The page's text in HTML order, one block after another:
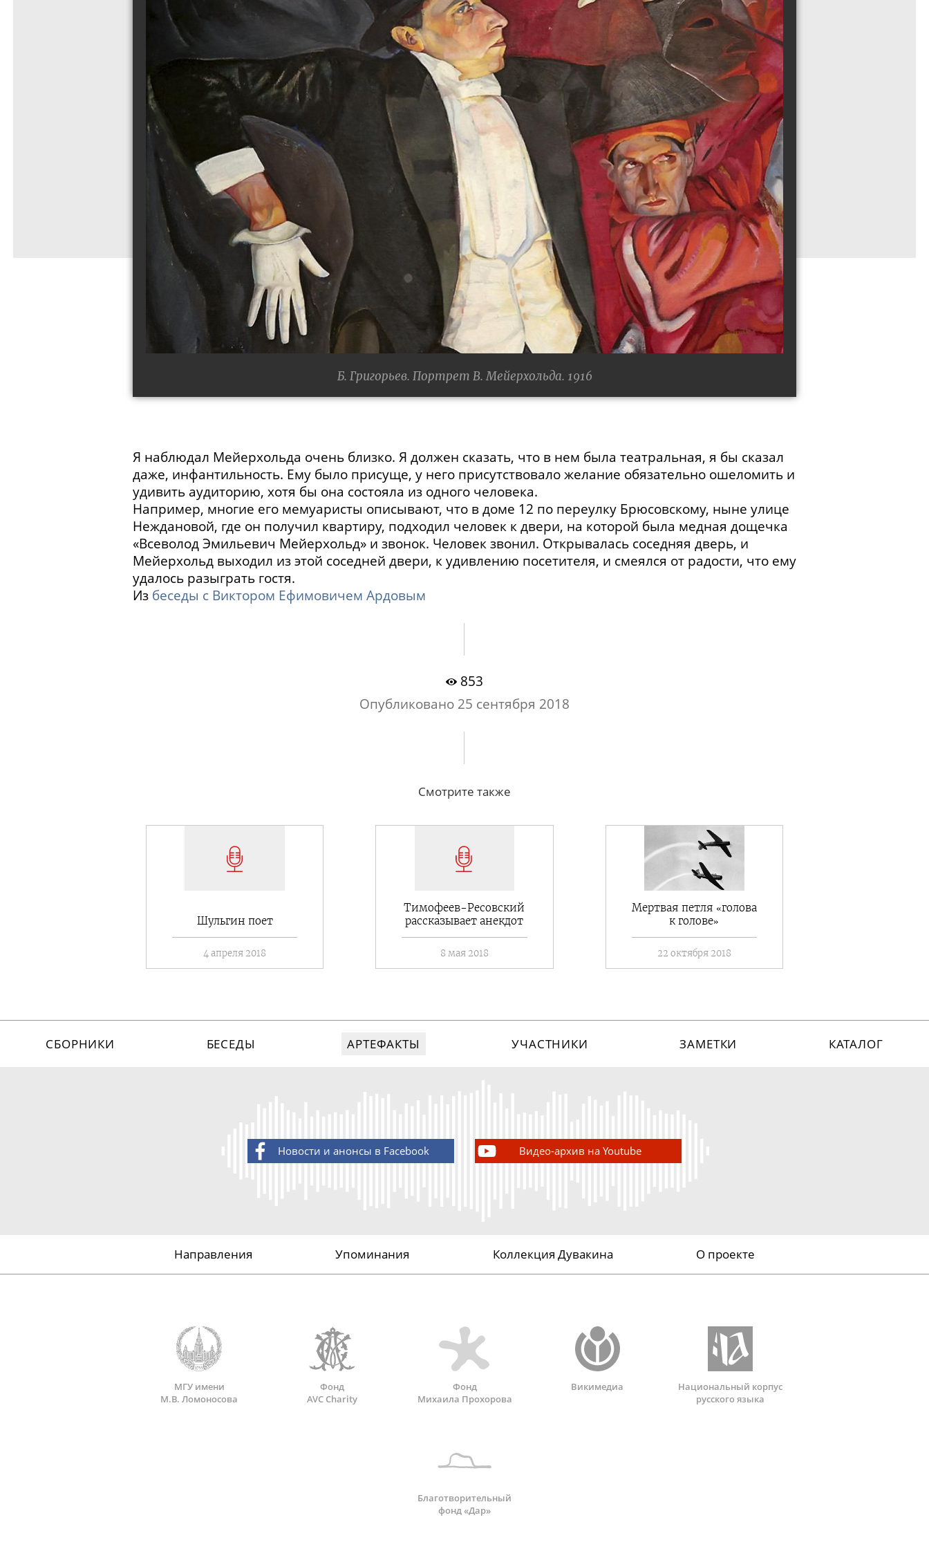
Б. Григорьев. Портрет В. Мейерхольда. 1916
Я наблюдал Мейерхольда очень близко. Я должен сказать, что в нем была театральная, я бы сказал
даже, инфантильность. Ему было присуще, у него присутствовало желание обязательно ошеломить и
удивить аудиторию, хотя бы она состояла из одного человека.
Например, многие его мемуаристы описывают, что в доме 12 по переулку Брюсовскому, ныне улице
Неждановой, где он получил квартиру, подходил человек к двери, на которой была медная дощечка
«Всеволод Эмильевич Мейерхольд» и звонок. Человек звонил. Открывалась соседняя дверь, и
Мейерхольд выходил из этой соседней двери, к удивлению посетителя, и смеялся от радости, что ему
удалось разыграть гостя.
Из беседы с Виктором Ефимовичем Ардовым
853
Опубликовано 25 сентября 2018
Смотрите также
Шульгин поет
4 апреля 2018
Тимофеев-Ресовский
рассказывает анекдот
8 мая 2018
Мертвая петля «голова
к голове»
22 октября 2018
СБОРНИКИ БЕСЕДЫ АРТЕФАКТЫ УЧАСТНИКИ ЗАМЕТКИ КАТАЛОГ
Новости и анонсы в Facebook Видео-архив на Youtube
Направления Упоминания Коллекция Дувакина О проекте
МГУ имени
М.В. Ломоносова
Фонд
AVC Charity
Фонд
Михаила Прохорова
Викимедиа
Национальный корпус
русского языка
Благотворительный
фонд «Дар»